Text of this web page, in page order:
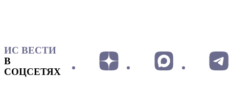
ИС ВЕСТИ
В
СОЦСЕТЯХ